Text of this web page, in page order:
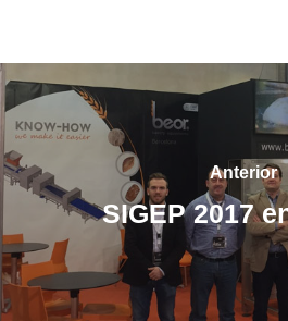
Anterior
SIGEP 2017